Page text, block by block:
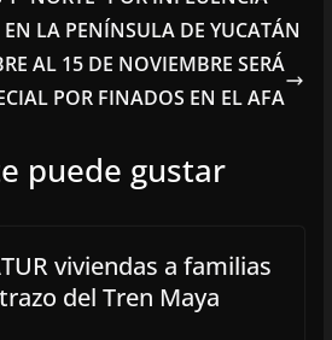
EN LA PENÍNSULA DE YUCATÁN
AL 15 DE NOVIEMBRE SERÁ
POR FINADOS EN EL AFA
puede gustar
viviendas a familias
del Tren Maya